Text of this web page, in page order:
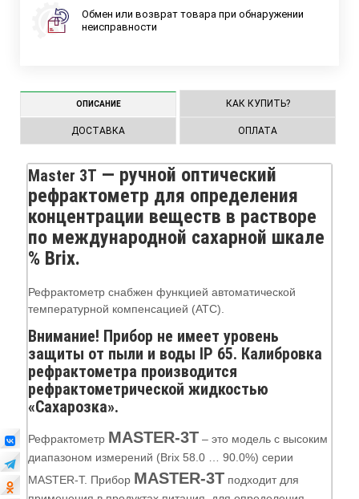
Обмен или возврат товара при обнаружении
неисправности
ОПИСАНИЕ КАК КУПИТЬ?
ДОСТАВКА ОПЛАТА
Master 3T — ручной оптический
рефрактометр для определения
концентрации веществ в растворе
по международной сахарной шкале
% Brix.
Рефрактометр снабжен функцией автоматической
температурной компенсацией (ATC).
Внимание! Прибор не имеет уровень
защиты от пыли и воды IP 65. Калибровка
рефрактометра производится
рефрактометрической жидкостью
«Сахарозка».
Рефрактометр MASTER-3T – это модель с высоким
диапазоном измерений (Brix 58.0 … 90.0%) серии
MASTER-T. Прибор MASTER-3T подходит для